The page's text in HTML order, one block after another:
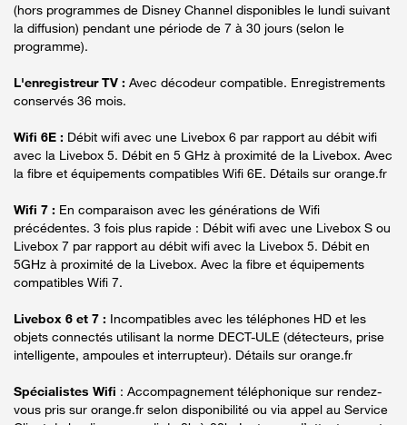
(hors programmes de Disney Channel disponibles le lundi suivant
la diffusion) pendant une période de 7 à 30 jours (selon le
programme).
L'enregistreur TV : Avec décodeur compatible. Enregistrements
conservés 36 mois.
Wifi 6E : Débit wifi avec une Livebox 6 par rapport au débit wifi
avec la Livebox 5. Débit en 5 GHz à proximité de la Livebox. Avec
la fibre et équipements compatibles Wifi 6E. Détails sur orange.fr
Wifi 7 : En comparaison avec les générations de Wifi
précédentes. 3 fois plus rapide : Débit wifi avec une Livebox S ou
Livebox 7 par rapport au débit wifi avec la Livebox 5. Débit en
5GHz à proximité de la Livebox. Avec la fibre et équipements
compatibles Wifi 7.
Livebox 6 et 7 : Incompatibles avec les téléphones HD et les
objets connectés utilisant la norme DECT-ULE (détecteurs, prise
intelligente, ampoules et interrupteur). Détails sur orange.fr
Spécialistes Wifi : Accompagnement téléphonique sur rendez-
vous pris sur orange.fr selon disponibilité ou via appel au Service